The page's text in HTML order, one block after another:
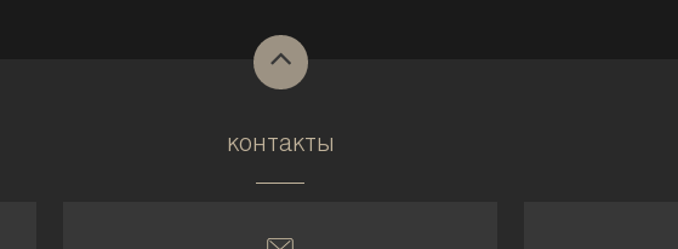
контакты